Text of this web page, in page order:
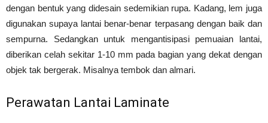
dengan bentuk yang didesain sedemikian rupa. Kadang, lem juga
digunakan supaya lantai benar-benar terpasang dengan baik dan
sempurna. Sedangkan untuk mengantisipasi pemuaian lantai,
diberikan celah sekitar 1-10 mm pada bagian yang dekat dengan
objek tak bergerak. Misalnya tembok dan almari.
Perawatan Lantai Laminate